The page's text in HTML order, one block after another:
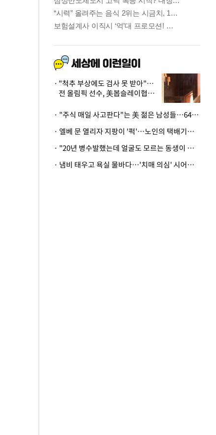
"척추 부상에도 검사 못 받아"…
전 올림픽 선수, 美봅슬레이협회
· "주식 매일 사고판다"는 美 젊은 남성들…64%가 "나는 인생의 패배자“
· 엘베 문 열리자 지팡이 '퍽'…노인의 택배기사 폭행 이유
· "20년 병수발했는데 얼굴도 모르는 동생이 유산 절반을"…배다른 형제 상속권 있을까
· 냄비 태우고 욕실 물바다…'치매 의심' 시어머니 검사 권유했다가 '날벼락'